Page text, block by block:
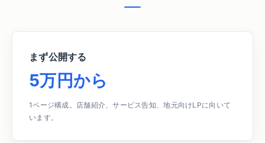
まず公開する
5万円から
1ページ構成。店舗紹介、サービス告知、地元向けLPに向いて
います。